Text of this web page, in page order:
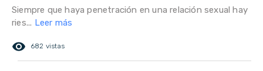
Siempre que haya penetración en una relación sexual hay
ries... Leer más
remove_red_eye 682 vistas